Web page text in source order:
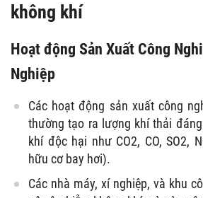
không khí
Hoạt động Sản Xuất Công
Nghiệp
Các hoạt động sản xuất công
thường tạo ra lượng khí thải
khí độc hại như CO2, CO, SO2,
hữu cơ bay hơi).
Các nhà máy, xí nghiệp, và khu